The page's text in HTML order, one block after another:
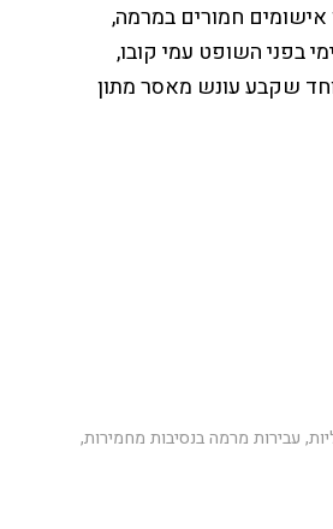
חמורים במרמה,
בפני השופט עמי קובו,
שקבע עונש מאסר מתון
, עבירות מרמה בנסיבות מחמירות,